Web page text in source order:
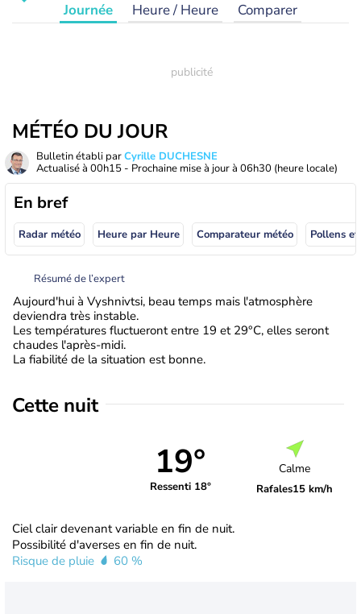
Journée Heure / Heure Comparer
MÉTÉO DU JOUR
Bulletin établi parCyrille DUCHESNE
Actualisé à 00h15 - Prochaine mise à jour à 06h30 (heure locale)
En bref
Radar météo Heure par Heure Comparateur météo Pollens
Résumé de l’expert
Aujourd'hui à Vyshnivtsi, beau temps mais l'atmosphère
deviendra très instable.
Les températures fluctueront entre 19 et 29°C, elles seront
chaudes l'après-midi.
La fiabilité de la situation est bonne.
Cette nuit
19°
Ressenti 18°
Calme
Rafales15 km/h
Ciel clair devenant variable en fin de nuit.
Possibilité d'averses en fin de nuit.
Risque de pluie
60 %